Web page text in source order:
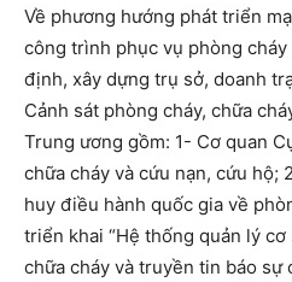
Về phương hướng phát triển
công trình phục vụ phòng
định, xây dựng trụ sở, doanh
Cảnh sát phòng cháy, chữa
Trung ương gồm: 1- Cơ quan
chữa cháy và cứu nạn, cứu hộ;
huy điều hành quốc gia về
triển khai “Hệ thống quản lý
chữa cháy và truyền tin báo sự